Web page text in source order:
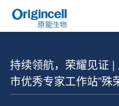
持续领航，荣耀见证 |
市优秀专家工作站”殊